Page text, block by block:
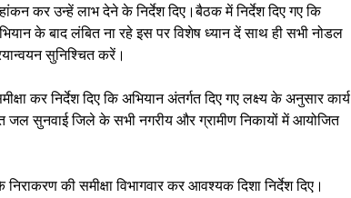
कर उन्हें लाभ देने के निर्देश दिए।बैठक में निर्देश दिए गए कि
के बाद लंबित ना रहे इस पर विशेष ध्यान दें साथ ही सभी नोडल
सुनिश्चित करें।
कर निर्देश दिए कि अभियान अंतर्गत दिए गए लक्ष्य के अनुसार कार्य
सुनवाई जिले के सभी नगरीय और ग्रामीण निकायों में आयोजित
की समीक्षा विभागवार कर आवश्यक दिशा निर्देश दिए।